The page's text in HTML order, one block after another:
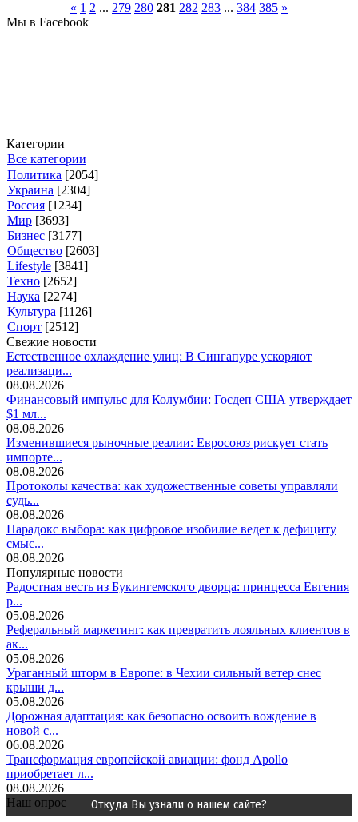
« 1 2 ... 279 280 281 282 283 ... 384 385 »
Мы в Facebook
Категории
Все категории
Политика [2054]
Украина [2304]
Россия [1234]
Мир [3693]
Бизнес [3177]
Общество [2603]
Lifestyle [3841]
Техно [2652]
Наука [2274]
Культура [1126]
Спорт [2512]
Свежие новости
Естественное охлаждение улиц: В Сингапуре ускоряют
реализаци...
08.08.2026
Финансовый импульс для Колумбии: Госдеп США утверждает
$1 мл...
08.08.2026
Изменившиеся рыночные реалии: Евросоюз рискует стать
импорте...
08.08.2026
Протоколы качества: как художественные советы управляли
судь...
08.08.2026
Парадокс выбора: как цифровое изобилие ведет к дефициту
смыс...
08.08.2026
Популярные новости
Радостная весть из Букингемского дворца: принцесса Евгения
р...
05.08.2026
Реферальный маркетинг: как превратить лояльных клиентов в
ак...
05.08.2026
Ураганный шторм в Европе: в Чехии сильный ветер снес
крыши д...
05.08.2026
Дорожная адаптация: как безопасно освоить вождение в
новой с...
06.08.2026
Трансформация европейской авиации: фонд Apollo
приобретает л...
08.08.2026
Наш опрос
Откуда Вы узнали о нашем сайте?